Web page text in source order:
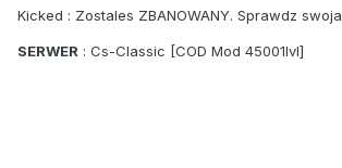
Kicked : Zostales ZBANOWANY. Sprawdz swoja
SERWER : Cs-Classic [COD Mod 45001lvl]